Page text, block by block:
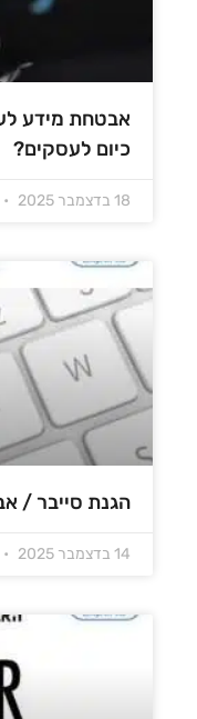
אבטחת מידע
כיום לעסקים?
18 בדצמבר 2025
הגנת סייבר /
14 בדצמבר 2025